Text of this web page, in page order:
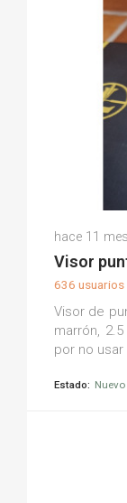
hace 11
Visor
636 usuarios
Visor de
marrón,
por no
Estado: Nuevo